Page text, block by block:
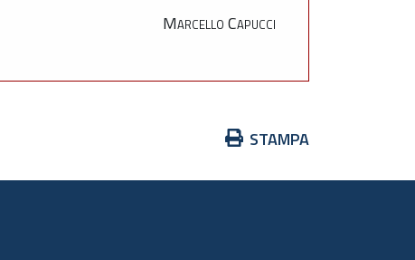
Marcello Capucci
Azioni
documento
STAMPA